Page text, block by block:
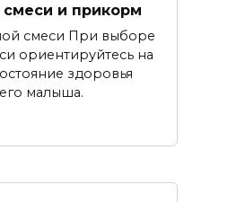
и прикорм
смеси При выборе
ориентируйтесь на
здоровья
малыша.